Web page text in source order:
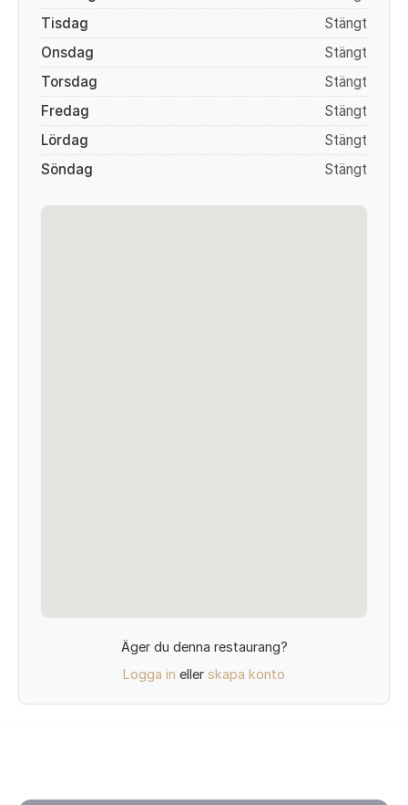
Tisdag
Stängt
Onsdag
Stängt
Torsdag
Stängt
Fredag
Stängt
Lördag
Stängt
Söndag
Stängt
Äger du denna restaurang?
Logga in eller skapa konto